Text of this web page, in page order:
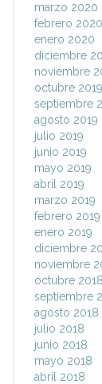
marzo 2020
febrero 2020
enero 2020
diciembre
noviembre
octubre 2019
septiembre
agosto 2019
julio 2019
junio 2019
mayo 2019
abril 2019
marzo 2019
febrero 2019
enero 2019
diciembre
noviembre
octubre 2018
septiembre
agosto 2018
julio 2018
junio 2018
mayo 2018
abril 2018